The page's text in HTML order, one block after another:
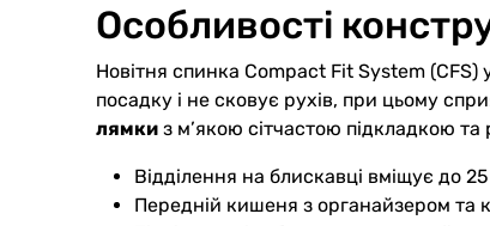
Особливості
Новітня спинка Compact Fit System
посадку і не сковує рухів, при цьому
лямки з м’якою сітчастою підкладкою
Відділення на блискавці вміщує до
Передній кишеня з органайзером та